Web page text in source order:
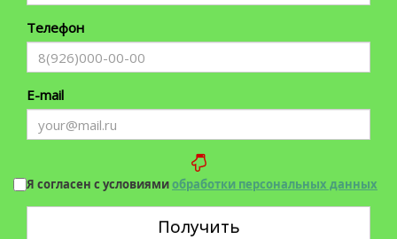
Телефон
E-mail
Я согласен с условиямиобработки персональных данных
Получить